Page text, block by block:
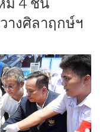
างศิลาฤกษ์ฯ